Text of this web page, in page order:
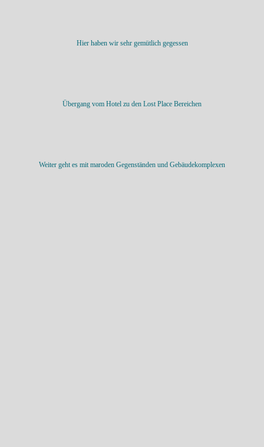
Hier haben wir sehr gemütlich gegessen
Übergang vom Hotel zu den Lost Place Bereichen
Weiter geht es mit maroden Gegenständen und Gebäudekomplexen